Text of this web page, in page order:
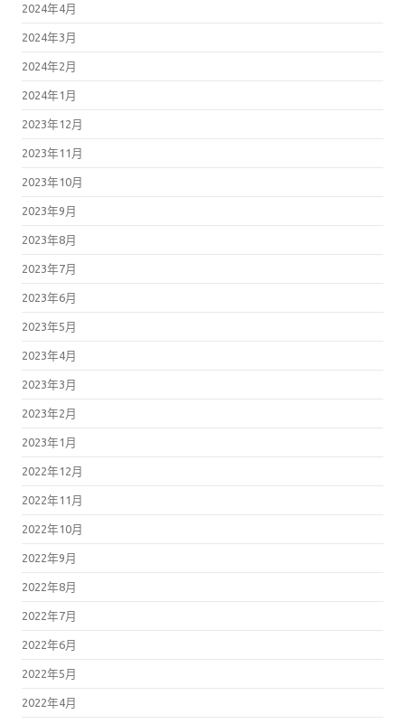
2024年4月
2024年3月
2024年2月
2024年1月
2023年12月
2023年11月
2023年10月
2023年9月
2023年8月
2023年7月
2023年6月
2023年5月
2023年4月
2023年3月
2023年2月
2023年1月
2022年12月
2022年11月
2022年10月
2022年9月
2022年8月
2022年7月
2022年6月
2022年5月
2022年4月